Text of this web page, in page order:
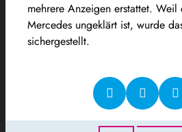
mehrere Anzeigen erstattet.
Mercedes ungeklärt ist, wurde
sichergestellt.